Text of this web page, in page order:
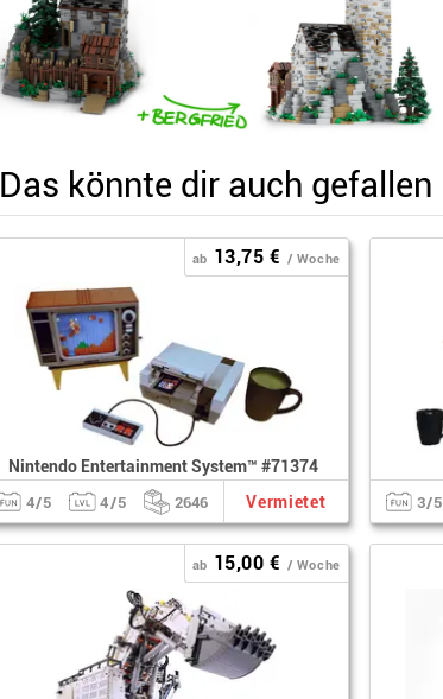
Das könnte dir auch gefallen
ab 13,75 € / Woche
Nintendo Entertainment System™ #71374
4/5 4/5 2646 Vermietet 3/5
ab 15,00 € / Woche